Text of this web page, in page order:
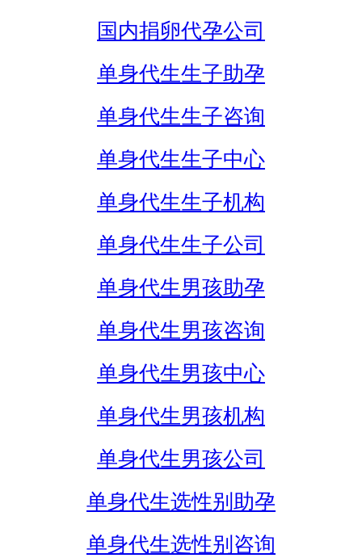
国内捐卵代孕公司
单身代生生子助孕
单身代生生子咨询
单身代生生子中心
单身代生生子机构
单身代生生子公司
单身代生男孩助孕
单身代生男孩咨询
单身代生男孩中心
单身代生男孩机构
单身代生男孩公司
单身代生选性别助孕
单身代生选性别咨询